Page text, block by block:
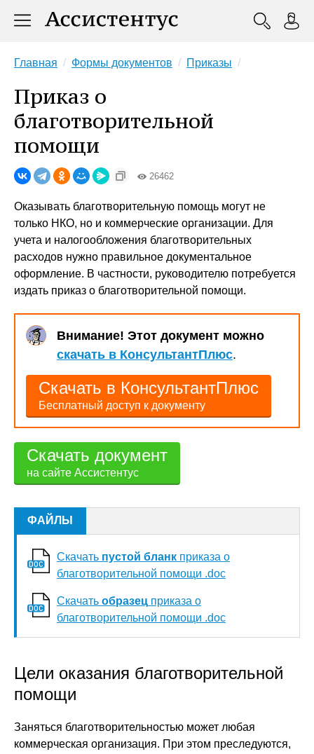
Главная Формы документов Приказы
Приказ о
благотворительной
помощи
26462
Оказывать благотворительную помощь могут не
только НКО, но и коммерческие организации. Для
учета и налогообложения благотворительных
расходов нужно правильное документальное
оформление. В частности, руководителю потребуется
издать приказ о благотворительной помощи.
Внимание! Этот документ можно
скачать в КонсультантПлюс.
Скачать в КонсультантПлюс
Бесплатный доступ к документу
Скачать документ
на сайте Ассистентус
ФАЙЛЫ
Скачать пустой бланк приказа о
благотворительной помощи .doc
Скачать образец приказа о
благотворительной помощи .doc
Цели оказания благотворительной
помощи
Заняться благотворительностью может любая
коммерческая организация. При этом преследуются,